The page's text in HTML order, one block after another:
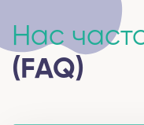
Нас
(FAQ)